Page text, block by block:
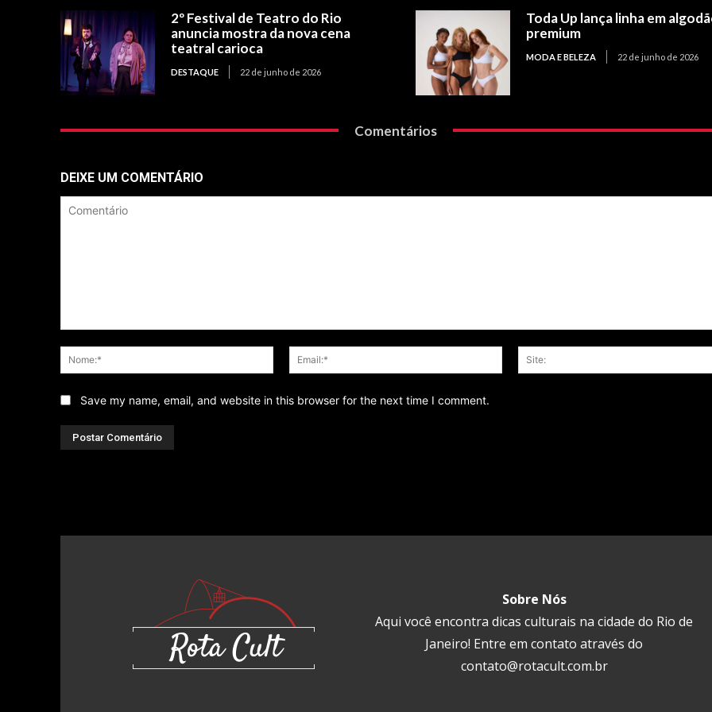
2º Festival de Teatro do Rio
anuncia mostra da nova cena
teatral carioca
DESTAQUE 22 de junho de 2026
Toda Up lança linha em
premium
MODA E BELEZA 22 de junho de 2026
Comentários
DEIXE UM COMENTÁRIO
Nome:*
Email:*
Save my name, email, and website in this browser for the next time I comment.
Sobre Nós
Aqui você encontra dicas culturais na cidade do Rio de
Janeiro! Entre em contato através do
contato@rotacult.com.br